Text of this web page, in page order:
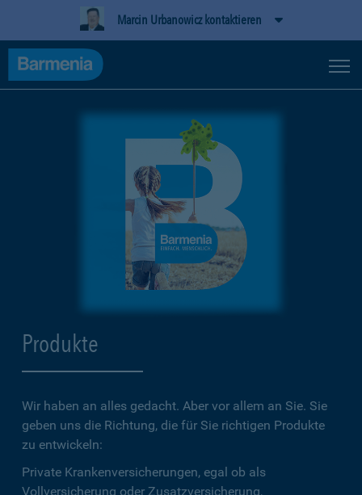
Marcin Urbanowicz kontaktieren
Produkte
Wir haben an alles gedacht. Aber vor allem an Sie. Sie
geben uns die Richtung, die für Sie richtigen Produkte
zu entwickeln:
Private Krankenversicherungen, egal ob als
Vollversicherung oder Zusatzversicherung,